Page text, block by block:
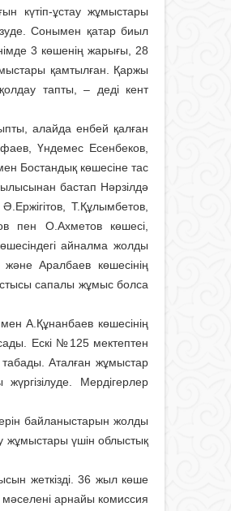
күтіп-ұстау жұмыстары
Сонымен қатар биыл
3 көшенің жарығы, 28
қамтылған. Қаржы
тапты, – деді кент
алайда енбей қалған
Үн­демес Есенбеков,
Бостандық көшесіне тас
бастап Нәрзілдә
Т.Құлымбетов,
пен О.Ахметов көшесі,
айналма жолды
Аралбаев көшесінің
сапалы жұмыс болса
А.Құнанбаев көшесінің
Ескі №125 мектептен
Аталған жұмыстар
Мердігерлер
байланыстарын жолды
жұмыстары үшін облыстық
жеткізді. 36 жыл көше
мәселені арнайы комиссия